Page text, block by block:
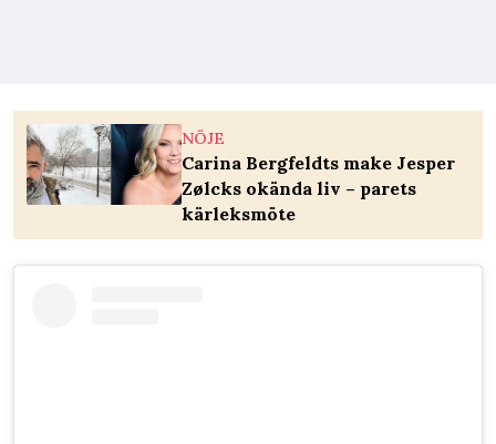
NÖJE
Carina Bergfeldts make Jesper
Zølcks okända liv – parets
kärleksmöte